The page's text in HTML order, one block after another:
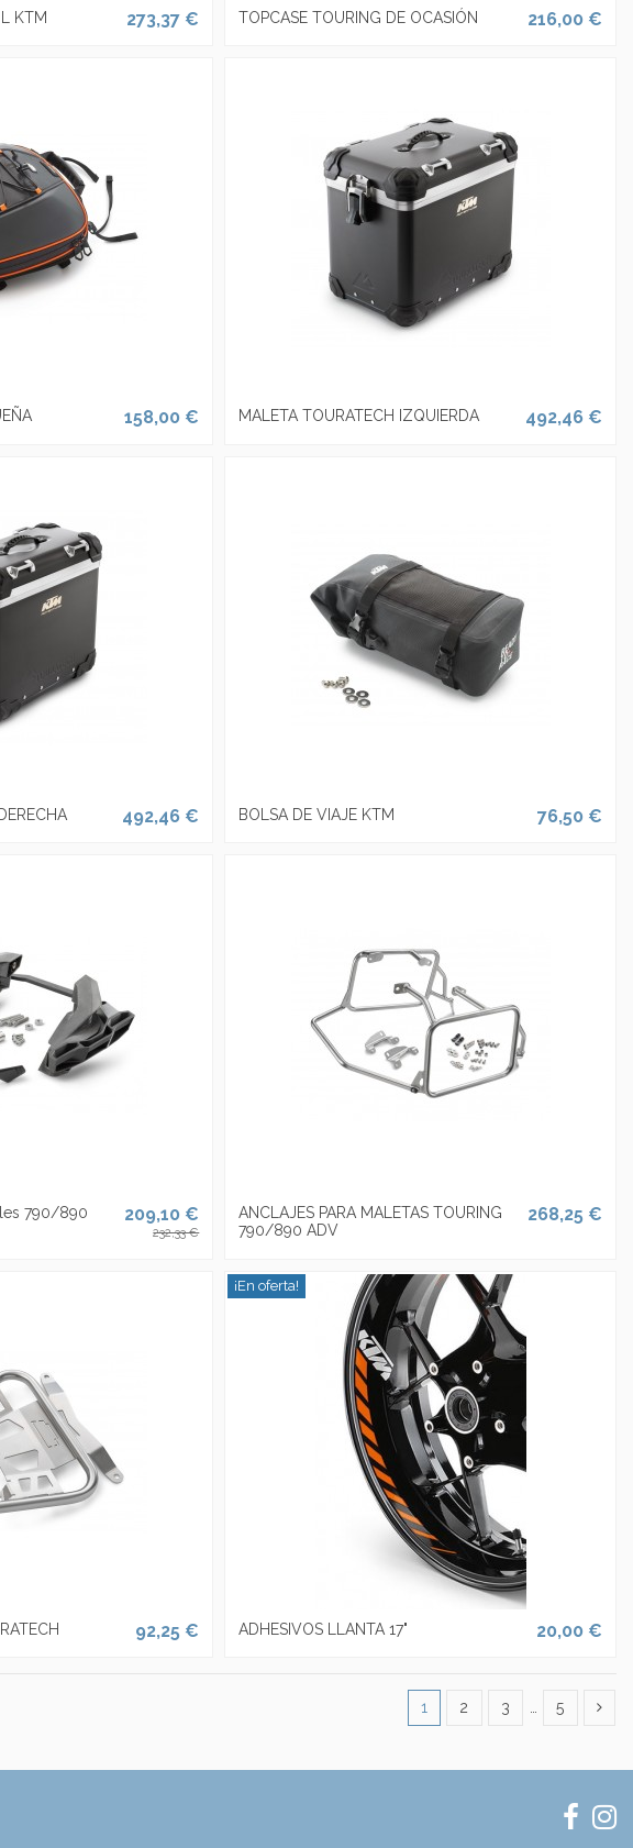
KTM 273,37 € TOPCASE TOURING DE OCASIÓN 216,00 €
158,00 € MALETA TOURATECH IZQUIERDA 492,46 €
492,46 € BOLSA DE VIAJE KTM 76,50 €
790/890
209,10 €
232,33 €
ANCLAJES PARA MALETAS TOURING
790/890 ADV
268,25 €
92,25 €
¡En oferta!
ADHESIVOS LLANTA 17" 20,00 €
1 2 3 5